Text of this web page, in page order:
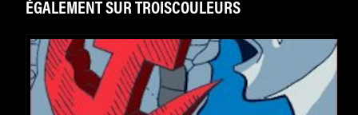
ÉGALEMENT SUR TROISCOULEURS